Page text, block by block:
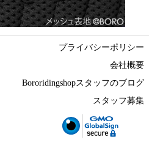
プライバシーポリシー
会社概要
Bororidingshopスタッフのブログ
スタッフ募集